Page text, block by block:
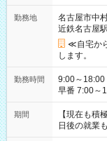
勤務地
名古屋市中
近鉄名古屋駅
≪自宅か
します。
勤務時間
9:00～18:00（休憩60分） ■ご
早番 7:00～16:00 遅
い」 「余裕
たくない」 な
の方へ 今ご
の勤務時間
期間
【現在も
日後の就業